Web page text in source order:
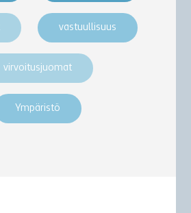
vastuullisuus
virvoitusjuomat
Ympäristö